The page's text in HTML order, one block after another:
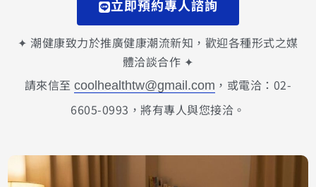
立即預約專人諮詢
✦ 潮健康致力於推廣健康潮流新知，歡迎各種形式之媒
體洽談合作 ✦
請來信至coolhealthtw@gmail.com ，或電洽：02-
6605-0993，將有專人與您接洽。